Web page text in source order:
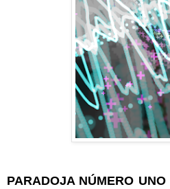
PARADOJA NÚMERO UNO